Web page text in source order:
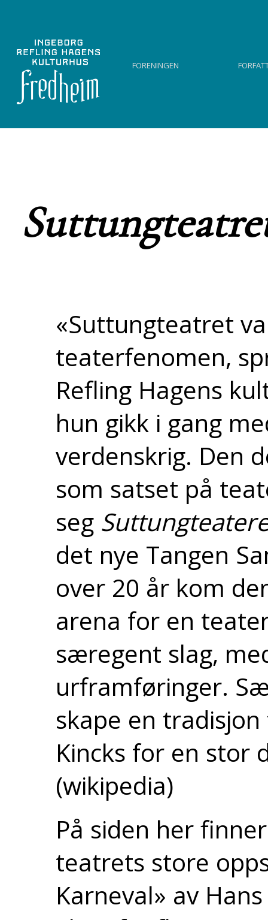
Foreningen
«Suttungteatret
teaterfenomen,
Refling Hagens
hun gikk i gang
verdenskrig. Den
som satset på
seg
det nye Tangen
over 20 år kom
arena for en
særegent slag,
urframføringer.
skape en
Kincks for en stor
(wikipedia)
På siden her
teatrets store
Karneval» av